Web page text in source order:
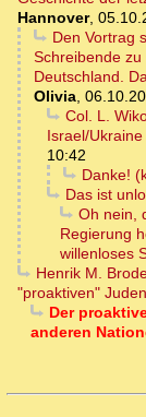
Hannover,
Den Vortrag
Schreibende
Deutschland.
Olivia,
Col. L.
Israel/
10:42
Danke!
Das ist
Oh nein,
Regierung
willenloses
Henrik M.
"proaktiven"
Der
anderen